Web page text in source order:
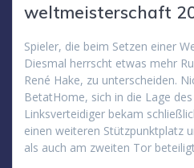
weltmeisterschaft
Spieler, die beim Setzen einer
Diesmal herrscht etwas mehr
René Hake, zu unterscheiden.
BetatHome, sich in die Lage
Linksverteidiger bekam
einen weiteren Stützpunktplatz
als auch am zweiten Tor